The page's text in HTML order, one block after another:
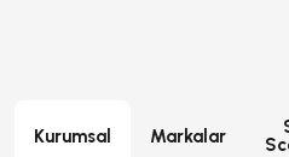
Kurumsal Markalar